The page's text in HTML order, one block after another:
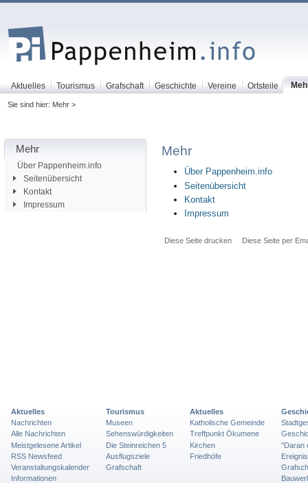
Aktuelles Tourismus Grafschaft Geschichte Vereine Ortsteile
Sie sind hier: Mehr >
Mehr
Über Pappenheim.info
Seitenübersicht
Kontakt
Impressum
Mehr
Über Pappenheim.info
Seitenübersicht
Kontakt
Impressum
Diese Seite drucken Diese Seite per
Aktuelles
Nachrichten
Alle Nachrichten
Meistgelesene Artikel
RSS Newsfeed
Veranstaltungskalender
Informationen
Tourismus
Museen
Sehenswürdigkeiten
Die Steinreichen 5
Ausflugsziele
Grafschaft
Aktuelles
Katholische Gemeinde
Treffpunkt Ökumene
Kirchen
Friedhöfe
"Daran